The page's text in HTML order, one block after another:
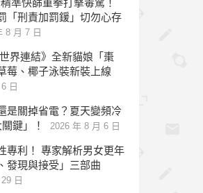
「刑責加罰鍰」切勿心存
8 月 7 日
世界連結》全新貓娘「棗
莓、椰子泳裝新裝上線
日
是關掉省電？夏天變頻冷
鍵」！
2026 年 8 月 6 日
專利！ 專家解析男女更年
發現與接受」三部曲
日